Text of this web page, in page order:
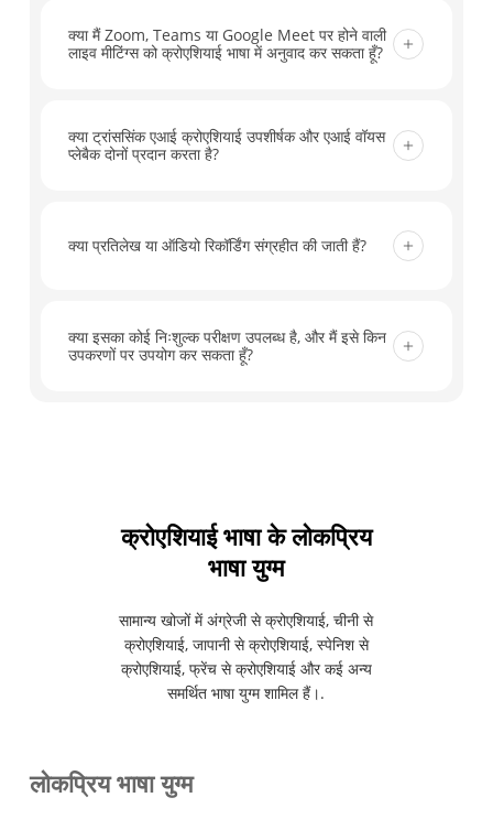
क्या मैं Zoom, Teams या Google Meet पर होने वाली
लाइव मीटिंग्स को क्रोएशियाई भाषा में अनुवाद कर सकता हूँ?
अन्य प्रमुख मीटिंग टूल्स के साथ काम करता है, जिससे आपको
लाइव बातचीत को क्रोएशियाई भाषा में रीयल-टाइम सबटाइटल्स और
क्या ट्रांससिंक एआई क्रोएशियाई उपशीर्षक और एआई वॉयस
प्लेबैक दोनों प्रदान करता है?
सकते हैं और एआई वॉइस प्लेबैक को भी चालू कर सकते हैं ताकि
प्रतिभागी मीटिंग, क्लास और कॉल के दौरान अनुवादित आउटपुट सुन
क्या प्रतिलेख या ऑडियो रिकॉर्डिंग संग्रहीत की जाती हैं?
ट्रांसक्रिप्ट अस्थायी रूप से संग्रहीत किए जाते हैं ताकि आप
अनुवादों की समीक्षा कर सकें और मीटिंग नोट्स बना सकें, और आप
क्या इसका कोई निःशुल्क परीक्षण उपलब्ध है, और मैं इसे किन
उपकरणों पर उपयोग कर सकता हूँ?
क्रोएशियाई भाषा के लोकप्रिय
भाषा युग्म
सामान्य खोजों में अंग्रेजी से क्रोएशियाई, चीनी से
क्रोएशियाई, जापानी से क्रोएशियाई, स्पेनिश से
क्रोएशियाई, फ्रेंच से क्रोएशियाई और कई अन्य
समर्थित भाषा युग्म शामिल हैं।.
लोकप्रिय भाषा युग्म